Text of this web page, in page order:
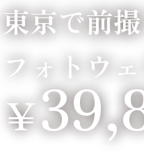
東京で前
フォトウ
￥